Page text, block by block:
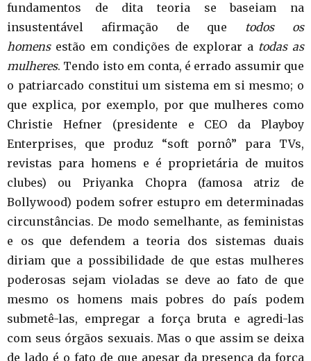
fundamentos de dita teoria se baseiam na
insustentável afirmação de que todos os
homensestão em condições de explorar a todas as
mulheres. Tendo isto em conta, é errado assumir que
o patriarcado constitui um sistema em si mesmo; o
que explica, por exemplo, por que mulheres como
Christie Hefner (presidente e CEO da Playboy
Enterprises, que produz “soft pornô” para TVs,
revistas para homens e é proprietária de muitos
clubes) ou Priyanka Chopra (famosa atriz de
Bollywood) podem sofrer estupro em determinadas
circunstâncias. De modo semelhante, as feministas
e os que defendem a teoria dos sistemas duais
diriam que a possibilidade de que estas mulheres
poderosas sejam violadas se deve ao fato de que
mesmo os homens mais pobres do país podem
submetê-las, empregar a força bruta e agredi-las
com seus órgãos sexuais. Mas o que assim se deixa
de lado é o fato de que apesar da presença da força